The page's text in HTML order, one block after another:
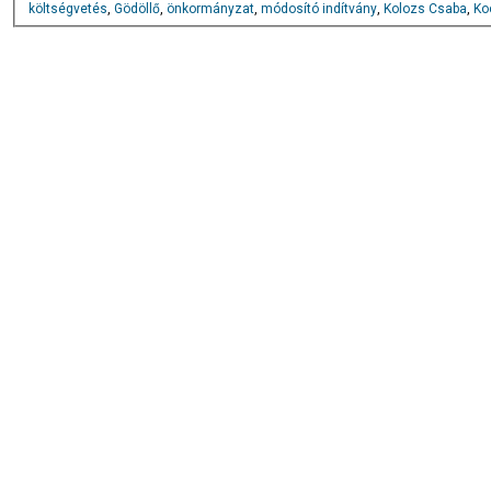
költségvetés, Gödöllő, önkormányzat, módosító indítvány, Kolozs Csaba,